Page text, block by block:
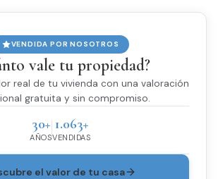
VENDIDA POR NOSOTROS
vale tu propiedad?
real de tu vivienda con una valoración
gratuita y sin compromiso.
30+
AÑOS
1.063+
VENDIDAS
el valor de tu casa